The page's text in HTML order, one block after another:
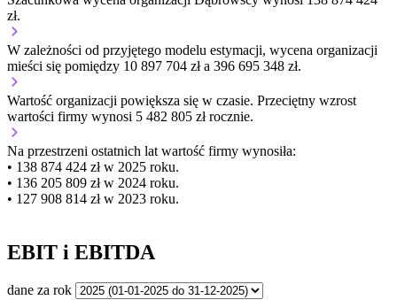
zł.
W zależności od przyjętego modelu estymacji, wycena organizacji
mieści się pomiędzy 10 897 704 zł a 396 695 348 zł.
Wartość organizacji powiększa się w czasie. Przeciętny wzrost
wartości firmy wynosi 5 482 805 zł rocznie.
Na przestrzeni ostatnich lat wartość firmy wynosiła:
• 138 874 424 zł w 2025 roku.
• 136 205 809 zł w 2024 roku.
• 127 908 814 zł w 2023 roku.
EBIT i EBITDA
dane za rok